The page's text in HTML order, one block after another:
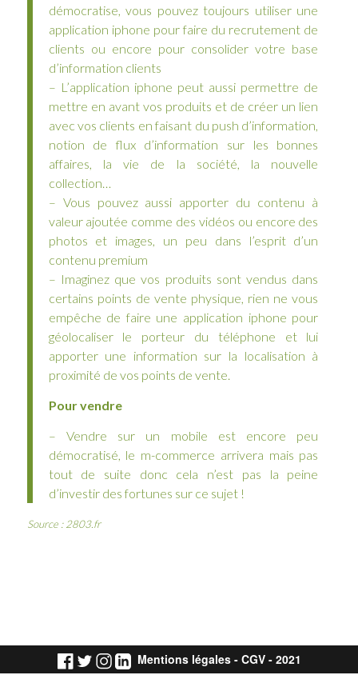
démocratise, vous pouvez toujours utiliser une
application iphone pour faire du recrutement de
clients ou encore pour consolider votre base
d’information clients
– L’application iphone peut aussi permettre de
mettre en avant vos produits et de créer un lien
avec vos clients en faisant du push d’information,
notion de flux d’information sur les bonnes
affaires, la vie de la société, la nouvelle
collection…
– Vous pouvez aussi apporter du contenu à
valeur ajoutée comme des vidéos ou encore des
photos et images, un peu dans l’esprit d’un
contenu premium
– Imaginez que vos produits sont vendus dans
certains points de vente physique, rien ne vous
empêche de faire une application iphone pour
géolocaliser le porteur du téléphone et lui
apporter une information sur la localisation à
proximité de vos points de vente.
Pour vendre
– Vendre sur un mobile est encore peu
démocratisé, le m-commerce arrivera mais pas
tout de suite donc cela n’est pas la peine
d’investir des fortunes sur ce sujet !
Source : 2803.fr
Mentions légales- CGV- 2021